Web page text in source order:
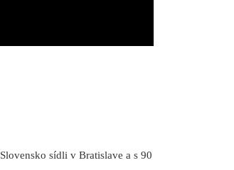
sídli v Bratislave a s 90